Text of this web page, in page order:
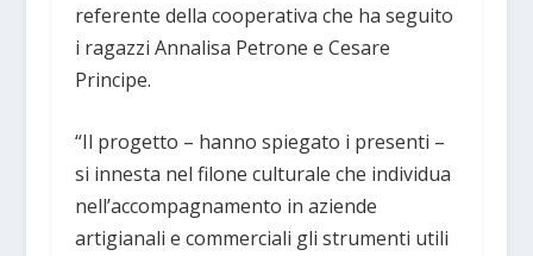
referente della cooperativa che ha seguito
i ragazzi Annalisa Petrone e Cesare
Principe.
“Il progetto – hanno spiegato i presenti –
si innesta nel filone culturale che individua
nell’accompagnamento in aziende
artigianali e commerciali gli strumenti utili